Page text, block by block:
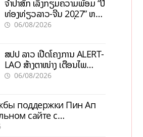
ຈຳປາສັກ ເລັ່ງກຽມຄວາມພ້ອມ “ປີ
ທ່ອງທ່ຽວລາວ-ຈີນ 2027” ຫວັງ
ກະຕຸ້ນເສດຖະກິດທ້ອງຖິ່ນ
06/08/2026
ສປປ ລາວ ເປີດໂຄງການ ALERT-
LAO ສ້າງຕາໜ່າງ ເຕືອນໄພ
ພະຍາດລະບາດທົ່ວປະເທດ
06/08/2026
поддержки Пин Ап
сайте с
информацией